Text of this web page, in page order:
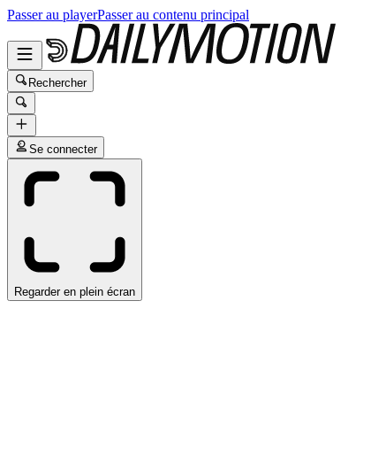
Passer au playerPasser au contenu principal
Rechercher
Se connecter
Regarder en plein écran